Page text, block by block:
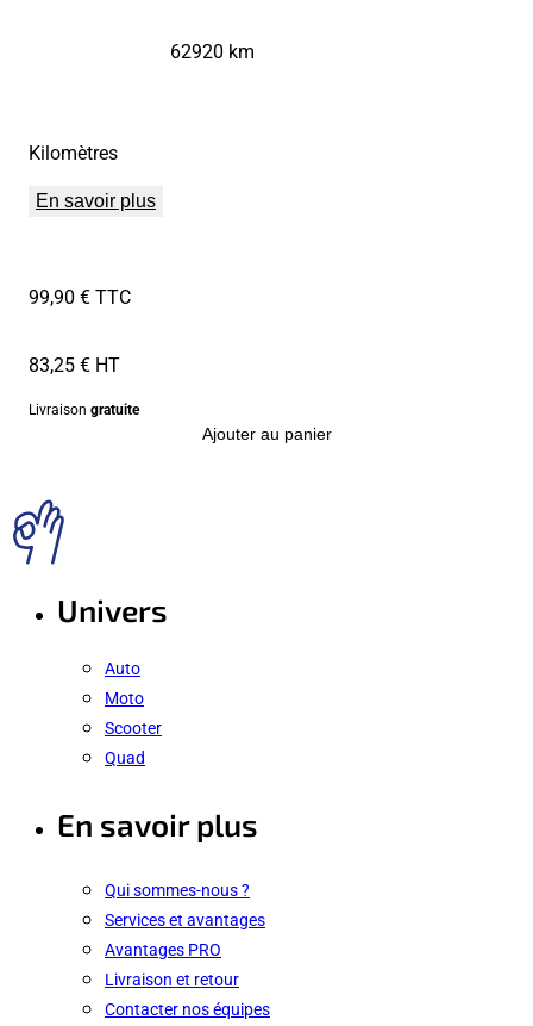
Kilomètres
62920 km
En savoir plus
99,90 € TTC
83,25 € HT
Livraison gratuite
Ajouter au panier
Univers
Auto
Moto
Scooter
Quad
En savoir plus
Qui sommes-nous ?
Services et avantages
Avantages PRO
Livraison et retour
Contacter nos équipes